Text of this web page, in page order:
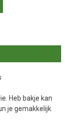
Heb bakje kan
je gemakkelijk